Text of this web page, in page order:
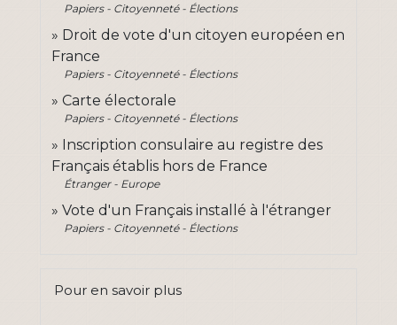
Papiers - Citoyenneté - Élections
Droit de vote d'un citoyen européen en
France
Papiers - Citoyenneté - Élections
Carte électorale
Papiers - Citoyenneté - Élections
Inscription consulaire au registre des
Français établis hors de France
Étranger - Europe
Vote d'un Français installé à l'étranger
Papiers - Citoyenneté - Élections
Pour en savoir plus